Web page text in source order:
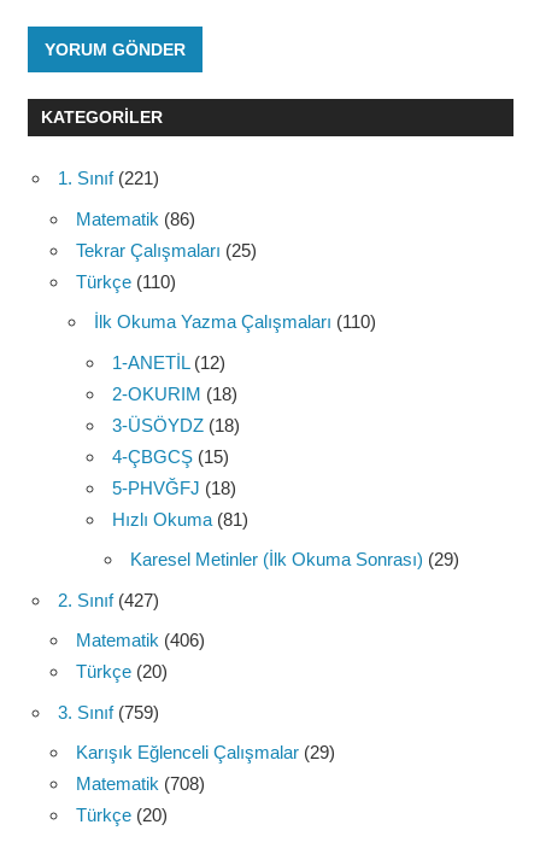
KATEGORILER
1. Sınıf(221)
Matematik (86)
Tekrar Çalışmaları (25)
Türkçe (110)
İlk Okuma Yazma Çalışmaları (110)
1-ANETİL(12)
2-OKURIM (18)
3-ÜSÖYDZ (18)
4-ÇBGCŞ (15)
5-PHVĞFJ (18)
Hızlı Okuma (81)
Karesel Metinler (İlk Okuma Sonrası) (29)
2. Sınıf(427)
Matematik (406)
Türkçe (20)
3. Sınıf(759)
Karışık Eğlenceli Çalışmalar (29)
Matematik (708)
Türkçe (20)